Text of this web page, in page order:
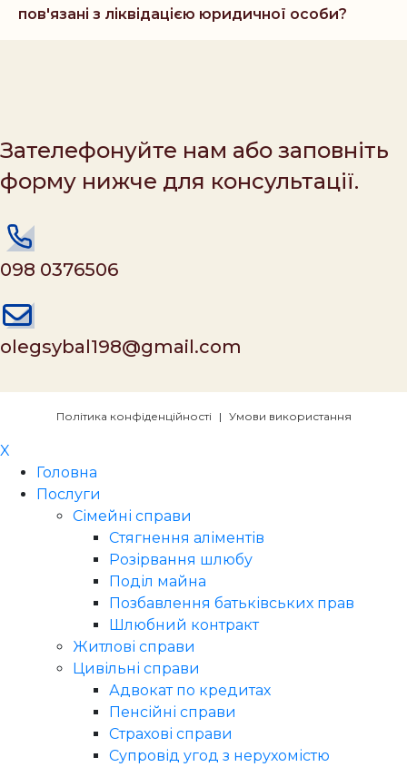
пов'язані з ліквідацією юридичної особи?
Зателефонуйте нам або заповніть
форму нижче для консультації.
098 0376506
olegsybal198@gmail.com
Політика конфіденційності | Умови використання
X
Головна
Послуги
Сімейні справи
Стягнення аліментів
Розірвання шлюбу
Поділ майна
Позбавлення батьківських прав
Шлюбний контракт
Житлові справи
Цивільні справи
Адвокат по кредитах
Пенсійні справи
Страхові справи
Супровід угод з нерухомістю